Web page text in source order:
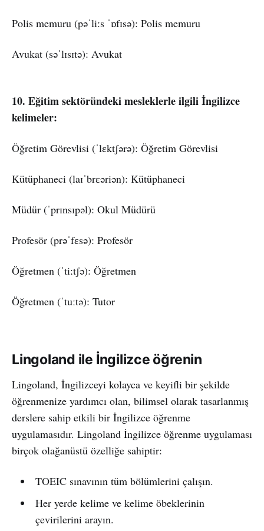
Polis memuru (pəˈliːs ˈɒfɪsə): Polis memuru
Avukat (səˈlɪsɪtə): Avukat
10. Eğitim sektöründeki mesleklerle ilgili İngilizce
kelimeler:
Öğretim Görevlisi (ˈlɛktʃərə): Öğretim Görevlisi
Kütüphaneci (laɪˈbrɛəriən): Kütüphaneci
Müdür (ˈprɪnsɪpəl): Okul Müdürü
Profesör (prəˈfɛsə): Profesör
Öğretmen (ˈtiːtʃə): Öğretmen
Öğretmen (ˈtuːtə): Tutor
Lingoland ile İngilizce öğrenin
Lingoland, İngilizceyi kolayca ve keyifli bir şekilde
öğrenmenize yardımcı olan, bilimsel olarak tasarlanmış
derslere sahip etkili bir İngilizce öğrenme
uygulamasıdır. Lingoland İngilizce öğrenme uygulaması
birçok olağanüstü özelliğe sahiptir:
TOEIC sınavının tüm bölümlerini çalışın.
Her yerde kelime ve kelime öbeklerinin
çevirilerini arayın.